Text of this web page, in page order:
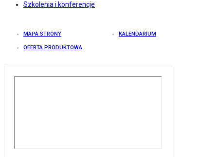
Szkolenia i konferencje
MAPA STRONY KALENDARIUM
OFERTA PRODUKTOWA